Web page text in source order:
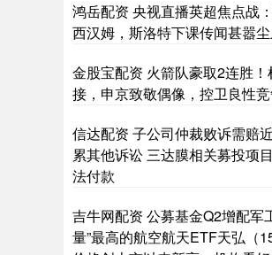
鸿岳配资 央视直播英超焦点战
西汉姆，斯洛特下课传闻甚嚣
金股宝配资 火箭队豪取2连胜
接，申京致敬偶像，控卫良性
信达配资 子公司仲裁败诉需赔
累其他诉讼 三达膜相关募投项
法付款
吉牛网配资 公募基金Q2增配军
量”最高的航空航天ETF天弘（